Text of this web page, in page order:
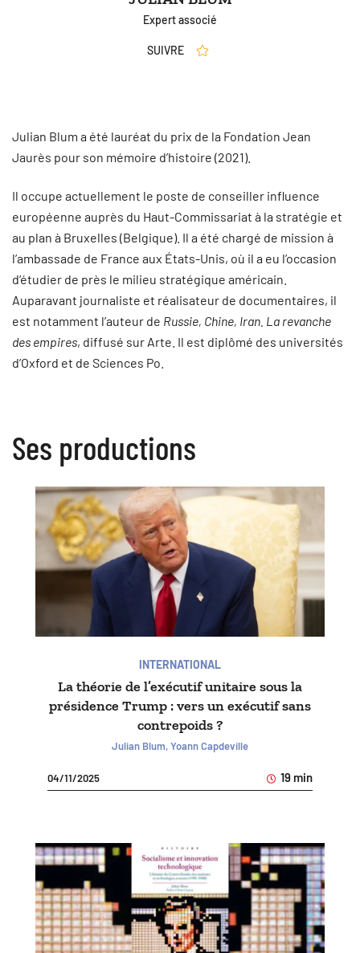
Expert associé
SUIVRE
Julian Blum a été lauréat du prix de la Fondation Jean
Jaurès pour son mémoire d’histoire (2021).
Il occupe actuellement le poste de conseiller influence
européenne auprès du Haut-Commissariat à la stratégie et
au plan à Bruxelles (Belgique). Il a été chargé de mission à
l’ambassade de France aux États-Unis, où il a eu l’occasion
d’étudier de près le milieu stratégique américain.
Auparavant journaliste et réalisateur de documentaires, il
est notamment l’auteur de Russie, Chine, Iran. La revanche
des empires, diffusé sur Arte. Il est diplômé des universités
d’Oxford et de Sciences Po.
Ses productions
INTERNATIONAL
La théorie de l’exécutif unitaire sous la
présidence Trump : vers un exécutif sans
contrepoids ?
Julian Blum, Yoann Capdeville
04/11/2025 19 min